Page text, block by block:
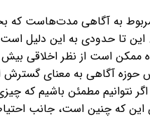
به آگاهی مدت‌هاست که
این تا حدودی به این دلیل
ممکن است از نظر اخلاقی بیش
حوزه آگاهی به معنای گسترش
نتوانیم مطمئن باشیم که
که چنین است، جانب